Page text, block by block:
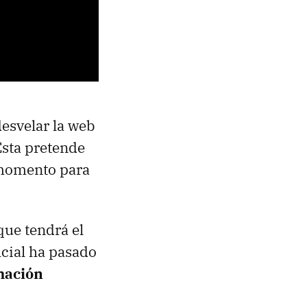
la web
pretende
para
tendrá el
ha pasado